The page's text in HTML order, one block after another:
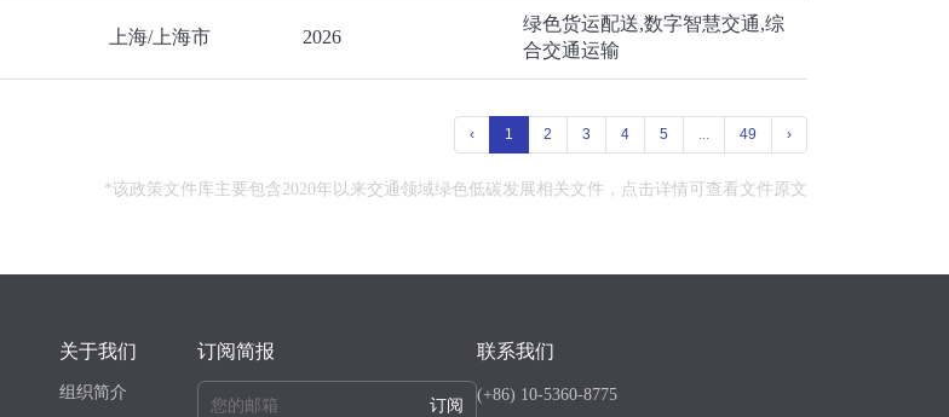
上海/上海市 2026
绿色货运配送,数字智慧交通,综
合交通运输
‹ 1 2 3 4 5 ... 49 ›
*该政策文件库主要包含2020年以来交通领域绿色低碳发展相关文件，点击详情可查看文件原文
关于我们
组织简介
订阅简报
订阅
联系我们
(+86) 10-5360-8775